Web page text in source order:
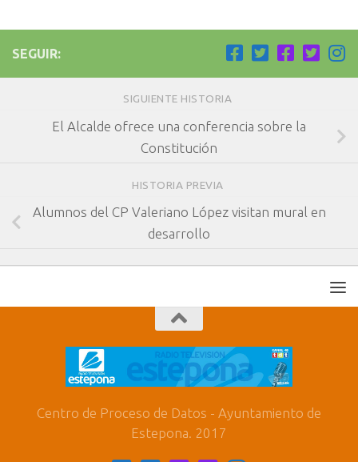
SEGUIR:
SIGUIENTE HISTORIA
El Alcalde ofrece una conferencia sobre la
Constitución
HISTORIA PREVIA
Alumnos del CP Valeriano López visitan mural en
desarrollo
Centro de Proceso de Datos - Ayuntamiento de
Estepona. 2017